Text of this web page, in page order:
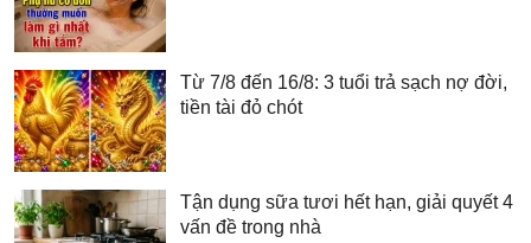
Từ 7/8 đến 16/8: 3 tuổi trả sạch nợ đời,
tiền tài đỏ chót
Tận dụng sữa tươi hết hạn, giải quyết 4
vấn đề trong nhà